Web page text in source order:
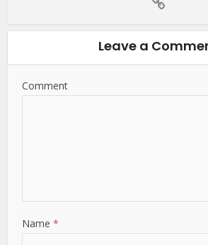
Leave a
Comment
Name*